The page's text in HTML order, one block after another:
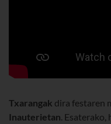
Txarangak dira festaren
Inauterietan.